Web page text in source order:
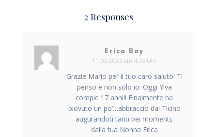
2 Responses
Erica Bay
11.03.2023 um 4:55 Uhr
Grazie Mario per il tuo caro saluto! Ti
penso e non solo io. Oggi Ylva
compie 17 anni!! Finalmente ha
piovuto un po‘…abbraccio dal Ticino
augurandoti tanti bei momenti,
dalla tua Nonna Erica